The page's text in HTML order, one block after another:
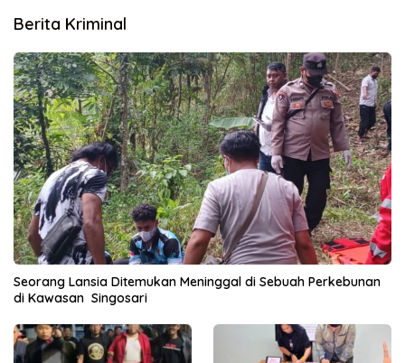
Berita Kriminal
Seorang Lansia Ditemukan Meninggal di Sebuah Perkebunan
di Kawasan Singosari